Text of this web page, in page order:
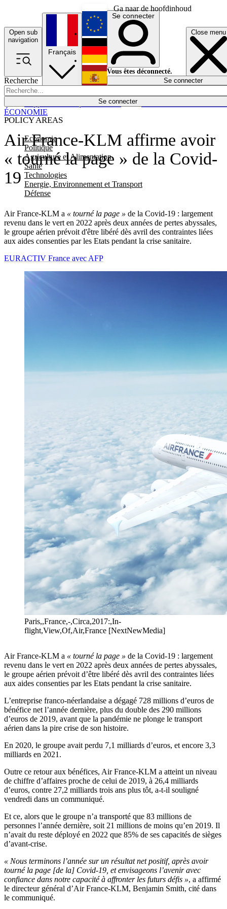
Ga naar de hoofdinhoud
Open sub
navigation
Close menu
Recherche
Se connecter
POLICY AREAS
Economie
Politique
Agriculture et Alimentation
Santé
Technologies
Energie, Environnement et Transport
Défense
Économie
Français
English
Deutsch
Español
Se connecter
Vous êtes déconnecté.
Se connecter
Air France-KLM affirme avoir
« tourné la page » de la Covid-
19
Air France-KLM a « tourné la page » de la Covid-19 : largement
revenu dans le vert en 2022 après deux années de pertes abyssales,
le groupe aérien prévoit d'être libéré dès avril des contraintes liées
aux aides consenties par les Etats pendant la crise sanitaire.
ÉCONOMIE
EURACTIV France avec AFP
Paris,,France,-,Circa,2017:,In-
flight,View,Of,Air,France [NextNewMedia]
Air France-KLM a « tourné la page » de la Covid-19 : largement
revenu dans le vert en 2022 après deux années de pertes abyssales,
le groupe aérien prévoit d’être libéré dès avril des contraintes liées
aux aides consenties par les Etats pendant la crise sanitaire.
L’entreprise franco-néerlandaise a dégagé 728 millions d’euros de
bénéfice net l’année dernière, plus du double des 290 millions
d’euros de 2019, avant que la pandémie ne plonge le transport
aérien dans la pire crise de son histoire.
En 2020, le groupe avait perdu 7,1 milliards d’euros, et encore 3,3
milliards en 2021.
Outre ce retour aux bénéfices, Air France-KLM a atteint un niveau
de chiffre d’affaires proche de celui de 2019, à 26,4 milliards
d’euros, contre 27,2 milliards trois ans plus tôt, a-t-il souligné
vendredi dans un communiqué.
Et ce, alors que le groupe n’a transporté que 83 millions de
personnes l’année dernière, soit 21 millions de moins qu’en 2019. Il
n’avait du reste déployé en 2022 que 85% de ses capacités de sièges
d’avant-crise.
« Nous terminons l’année sur un résultat net positif, après avoir
tourné la page [de la] Covid-19, et envisageons l’avenir avec
confiance dans notre capacité à affronter les futurs défis », a affirmé
le directeur général d’Air France-KLM, Benjamin Smith, cité dans
le communiqué.